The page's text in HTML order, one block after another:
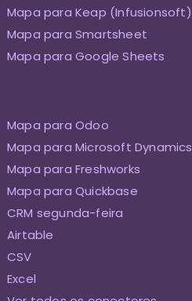
Mapa para Keap (Infusionsoft)
Mapa para Smartsheet
Mapa para Google Sheets
Mapa para Odoo
Mapa para Microsoft Dynamics
Mapa para Freshworks
Mapa para Quickbase
CRM segunda-feira
Airtable
CSV
Excel